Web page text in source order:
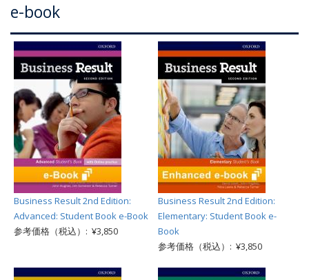
e-book
Business Result 2nd Edition:
Advanced: Student Book e-Book
参考価格（税込）: ¥3,850
Business Result 2nd Edition:
Elementary: Student Book e-
Book
参考価格（税込）: ¥3,850